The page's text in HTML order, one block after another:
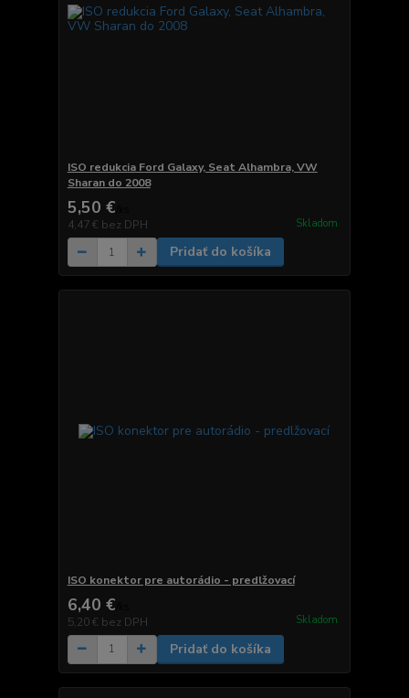
ISO redukcia Ford Galaxy, Seat Alhambra, VW
Sharan do 2008
5,50 €
4,47 € bez DPH Skladom
Pridať do košíka
ISO konektor pre autorádio - predlžovací
6,40 €
5,20 € bez DPH Skladom
Pridať do košíka